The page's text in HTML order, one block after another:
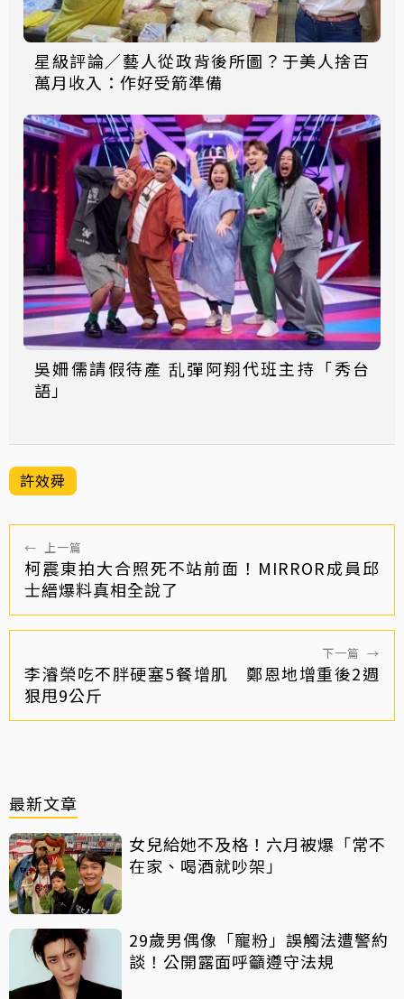
星級評論／藝人從政背後所圖？于美人捨百
萬月收入：作好受箭準備
吳姍儒請假待產 乱彈阿翔代班主持「秀台
語」
許效舜
← 上一篇
柯震東拍大合照死不站前面！MIRROR成員邱
士縉爆料真相全說了
下一篇 →
李濬榮吃不胖硬塞5餐增肌 鄭恩地增重後2週
狠甩9公斤
最新文章
女兒給她不及格！六月被爆「常不
在家、喝酒就吵架」
29歲男偶像「寵粉」誤觸法遭警約
談！公開露面呼籲遵守法規